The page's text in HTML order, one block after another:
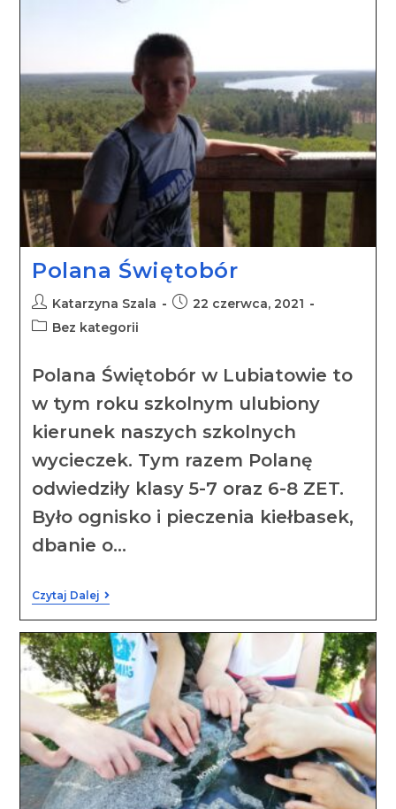
Polana Świętobór
Katarzyna Szala
22 czerwca, 2021
Bez kategorii
Polana Świętobór w Lubiatowie to
w tym roku szkolnym ulubiony
kierunek naszych szkolnych
wycieczek. Tym razem Polanę
odwiedziły klasy 5-7 oraz 6-8 ZET.
Było ognisko i pieczenia kiełbasek,
dbanie o…
Czytaj Dalej